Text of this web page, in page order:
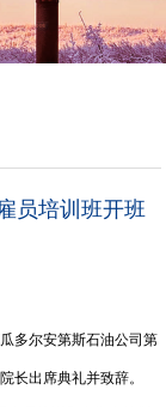
员培训班开班
多尔安第斯石油公司第
长出席典礼并致辞。